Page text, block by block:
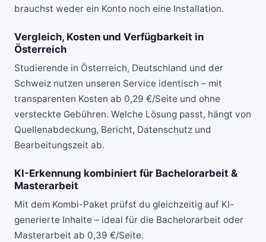
brauchst weder ein Konto noch eine Installation.
Vergleich, Kosten und Verfügbarkeit in
Österreich
Studierende in Österreich, Deutschland und der
Schweiz nutzen unseren Service identisch – mit
transparenten Kosten ab 0,29 €/Seite und ohne
versteckte Gebühren. Welche Lösung passt, hängt von
Quellenabdeckung, Bericht, Datenschutz und
Bearbeitungszeit ab.
KI-Erkennung kombiniert für Bachelorarbeit &
Masterarbeit
Mit dem Kombi-Paket prüfst du gleichzeitig auf KI-
generierte Inhalte – ideal für die Bachelorarbeit oder
Masterarbeit ab 0,39 €/Seite.